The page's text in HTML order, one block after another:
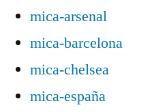
mica-arsenal
mica-barcelona
mica-chelsea
mica-españa